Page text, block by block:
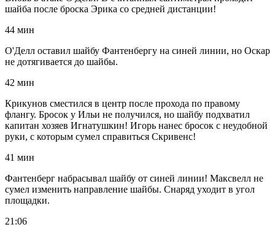
шайба после броска Эрика со средней дистанции!
44 мин
О'Делл оставил шайбу Фантенбергу на синей линии, но Оскар
не дотягивается до шайбы.
42 мин
Крикунов сместился в центр после прохода по правому
флангу. Бросок у Ильи не получился, но шайбу подхватил
капитан хозяев Игнатушкин! Игорь нанес бросок с неудобной
руки, с которым сумел справиться Скривенс!
41 мин
Фантенберг набрасывал шайбу от синей линии! Максвелл не
сумел изменить направление шайбы. Снаряд уходит в угол
площадки.
21:06